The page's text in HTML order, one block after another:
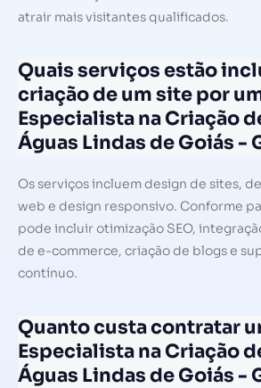
atrair mais visitantes qualificados.
Quais serviços estão
criação de um site por
Especialista na Criação
Águas Lindas de Goiás -
Os serviços incluem design de sites,
web e design responsivo. Conforme
pode incluir otimização SEO,
de e-commerce, criação de blogs e
contínuo.
Quanto custa contratar
Especialista na Criação
Águas Lindas de Goiás -